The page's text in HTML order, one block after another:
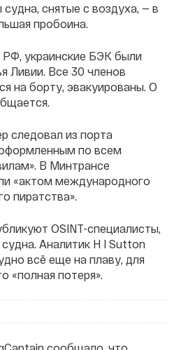
судна, снятые с воздуха, — в
пробоина.
украинские БЭК были
Ливии. Все 30 членов
на борту, эвакуированы. О
следовал из порта
по всем
В Минтрансе
«актом международного
пиратства».
OSINT-специалисты,
Аналитик H I Sutton
всё еще на плаву, для
«полная потеря».
сообщало, что